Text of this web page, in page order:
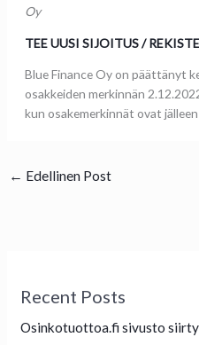
Oy
TEE UUSI SIJOITUS /
Blue Finance Oy on päättänyt
osakkeiden merkinnän
kun osakemerkinnät ovat
← Edellinen Post
Recent Posts
Osinkotuottoa.fi sivusto